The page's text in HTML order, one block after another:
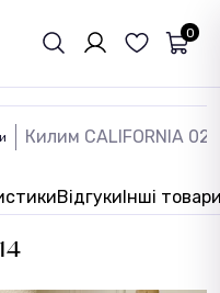
0
Килим CALIFORNIA
ВідгукиІнші